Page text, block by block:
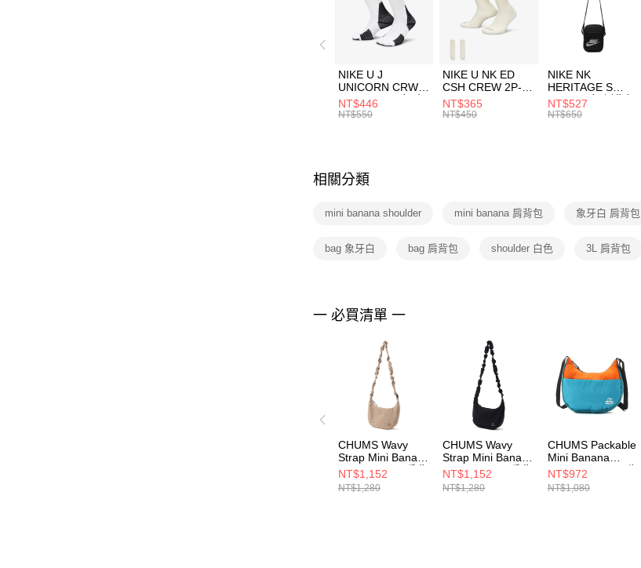
NIKE U J
UNICORN CRW
1PR -160 男女 中
統襪 FZ3393100
NT$446
NT$550
NIKE U NK ED
CSH CREW 2P-
144 EMBRDY 男
女 短統襪
NT$365
NT$450
NIKE NK
HERITAGE S
SMIT 男女 側背包
BA5871010
NT$527
NT$650
相關分類
mini banana shoulder mini banana 肩背包 象牙白 肩背包
bag 象牙白 bag 肩背包 shoulder 白色 3L 肩背包
一 必買清單 一
CHUMS Wavy
Strap Mini Banana
Shoulder Bag肩背
包(約3L) 米色
CH604142B001
NT$1,152
NT$1,280
CHUMS Wavy
Strap Mini Banana
Shoulder Bag肩背
包(約3L) 黑色
CH604142K001
NT$1,152
NT$1,280
CHUMS Packable
Mini Banana
Shoulder Bag可收
納肩背包(約3L)
Teal Crazy
NT$972
NT$1,080